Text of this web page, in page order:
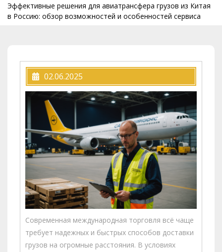
Эффективные решения для авиатрансфера грузов из Китая
в Россию: обзор возможностей и особенностей сервиса
02.06.2025
Современная международная торговля всё чаще
требует надежных и быстрых способов доставки
грузов на огромные расстояния. В условиях